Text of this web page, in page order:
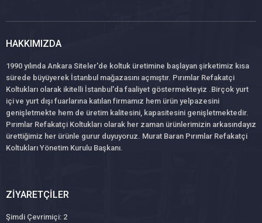
HAKKIMIZDA
1990 yılında Ankara Siteler'de koltuk üretimine başlayan şirketimiz kısa
sürede büyüyerek İstanbul mağazasını açmıştır. Pırımlar Refakatçi
Koltukları olarak ikitelli İstanbul'da faaliyet göstermekteyiz .Birçok yurt
içi ve yurt dışı fuarlarına katılan firmamız hem ürün yelpazesini
genişletmekte hem de üretim kalitesini, kapasitesini genişletmektedir.
Pırımlar Refakatçi Koltukları olarak her zaman ürünlerimizin arkasındayız
ürettiğimiz her ürünle gurur duyuyoruz. Murat Baran Pırımlar Refakatçi
Koltukları Yönetim Kurulu Başkanı.
ZIYARETÇILER
Şimdi Çevrimiçi: 2